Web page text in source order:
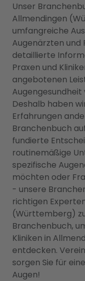
Unser
Allmendingen
umfangreiche
Augenärzten und
detaillierte
Praxen und
angebotenen
Deshalb haben
Erfahrungen
Branchenbuch
fundierte
routinemäßige
spezifische
möchten oder
- unsere
richtigen
(Württemberg)
Branchenbuch,
Kliniken in
entdecken.
sorgen Sie für
Augen!